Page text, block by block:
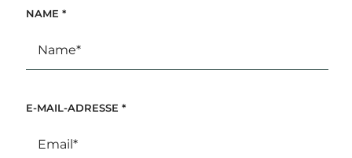
NAME *
E-MAIL-ADRESSE *